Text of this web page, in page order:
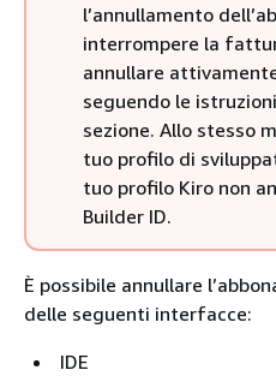
l’annullamento
interrompere la
annullare
seguendo le
sezione. Allo stesso
tuo profilo di
tuo profilo Kiro non
Builder ID.
È possibile annullare
delle seguenti interfacce:
IDE